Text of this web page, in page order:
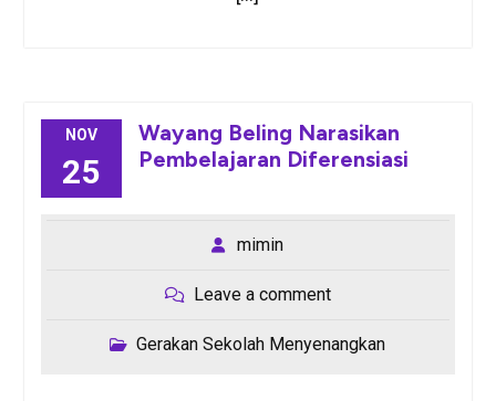
NOV
25
Wayang Beling Narasikan
Pembelajaran Diferensiasi
mimin
Leave a comment
Gerakan Sekolah Menyenangkan